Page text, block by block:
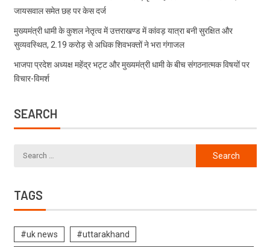
जायसवाल समेत छह पर केस दर्ज
मुख्यमंत्री धामी के कुशल नेतृत्व में उत्तराखण्ड में कांवड़ यात्रा बनी सुरक्षित और
सुव्यवस्थित, 2.19 करोड़ से अधिक शिवभक्तों ने भरा गंगाजल
भाजपा प्रदेश अध्यक्ष महेंद्र भट्ट और मुख्यमंत्री धामी के बीच संगठनात्मक विषयों पर
विचार-विमर्श
SEARCH
TAGS
#uk news #uttarakhand